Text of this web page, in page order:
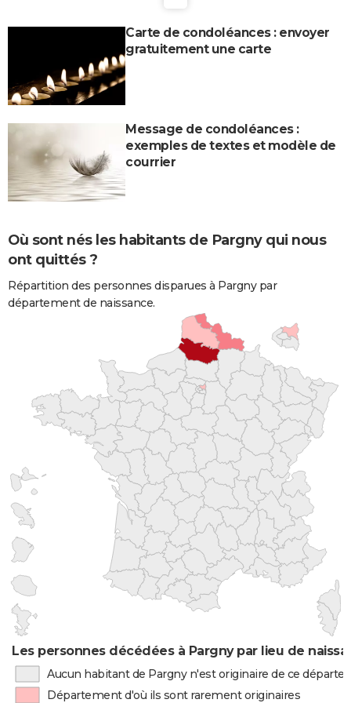
Carte de condoléances : envoyer
gratuitement une carte
Message de condoléances :
exemples de textes et modèle de
courrier
Où sont nés les habitants de Pargny qui nous
ont quittés ?
Répartition des personnes disparues à Pargny par
département de naissance.
Les personnes décédées à Pargny par lieu de
Aucun habitant de Pargny n'est originaire de ce
Département d'où ils sont rarement originaires